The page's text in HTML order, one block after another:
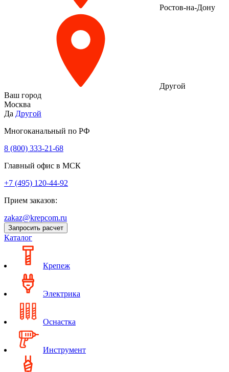
Ростов-на-Дону
Другой
Ваш город
Москва
Да Другой
Многоканальный по РФ
8 (800) 333‑21-68
Главный офис в МСК
+7 (495) 120-44-92
Прием заказов:
zakaz@krepcom.ru
Запросить расчет
Каталог
Крепеж
Электрика
Оснастка
Инструмент